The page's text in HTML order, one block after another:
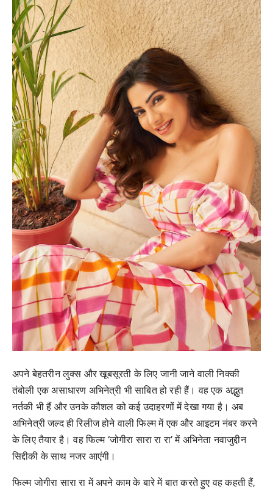
अपने बेहतरीन लुक्स और खूबसूरती के लिए जानी जाने वाली निक्की
तंबोली एक असाधारण अभिनेत्री भी साबित हो रही हैं। वह एक अद्भुत
नर्तकी भी हैं और उनके कौशल को कई उदाहरणों में देखा गया है। अब
अभिनेत्री जल्द ही रिलीज होने वाली फिल्म में एक और आइटम नंबर करने
के लिए तैयार है। वह फिल्म ‘जोगीरा सारा रा रा’ में अभिनेता नवाजुद्दीन
सिद्दीकी के साथ नजर आएंगी।
फिल्म जोगीरा सारा रा में अपने काम के बारे में बात करते हुए वह कहती हैं,